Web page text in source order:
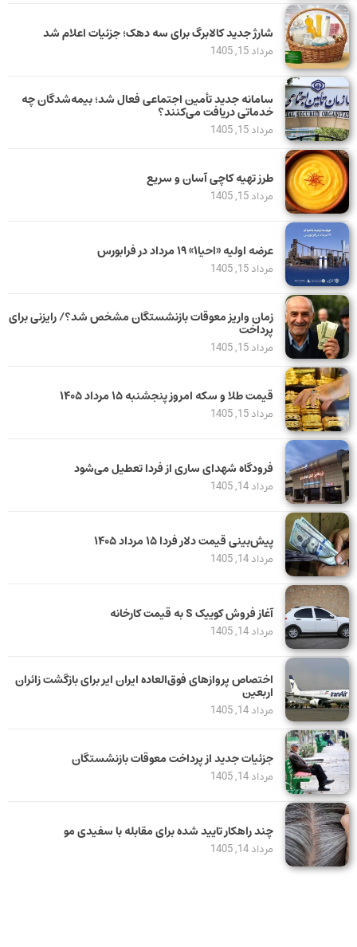
شارژ جدید کالابرگ برای سه دهک؛ جزئیات اعلام شد
مرداد 15, 1405
سامانه جدید تأمین اجتماعی فعال شد؛ بیمه‌شدگان چه
خدماتی دریافت می‌کنند؟
مرداد 15, 1405
طرز تهیه کاچی آسان و سریع
مرداد 15, 1405
عرضه اولیه «احیا۱» ۱۹ مرداد در فرابورس
مرداد 15, 1405
زمان واریز معوقات بازنشستگان مشخص شد؟/ رایزنی برای
پرداخت
مرداد 15, 1405
قیمت طلا و سکه امروز پنجشنبه ۱۵ مرداد ۱۴۰۵
مرداد 15, 1405
فرودگاه شهدای ساری از فردا تعطیل می‌شود
مرداد 14, 1405
پیش‌بینی قیمت دلار فردا ۱۵ مرداد ۱۴۰۵
مرداد 14, 1405
آغاز فروش کوییک S به قیمت کارخانه
مرداد 14, 1405
اختصاص پروازهای فوق‌العاده ایران ایر برای بازگشت زائران
اربعین
مرداد 14, 1405
جزئیات جدید از پرداخت معوقات بازنشستگان
مرداد 14, 1405
چند راهکار تایید شده برای مقابله با سفیدی مو
مرداد 14, 1405